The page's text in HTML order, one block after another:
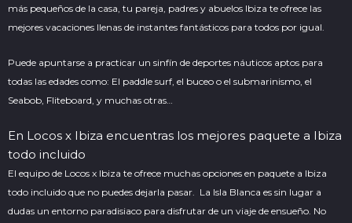
más pequeños de la casa, tu pareja, padres y abuelos Ibiza te ofrece las
mejores vacaciones llenas de instantes fantásticos para todos por igual.
Puede apuntarse a practicar un sinfín de deportes náuticos aptos para
todas las edades como: El paddle surf, el buceo o el submarinismo, el
Seabob, Fliteboard, y muchas otras…
En Locos x Ibiza encuentras los mejores paquete a Ibiza
todo incluido
El equipo de Locos x Ibiza te ofrece muchas opciones en paquete a Ibiza
todo incluido que no puedes dejarla pasar. La Isla Blanca es sin lugar a
dudas un entorno paradisiaco para disfrutar de un viaje de ensueño. No